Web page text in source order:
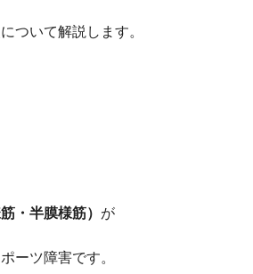
ついて解説します。
・半膜様筋） が
ーツ障害です。